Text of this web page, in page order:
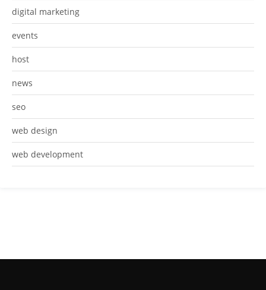
digital marketing
events
host
news
seo
web design
web development